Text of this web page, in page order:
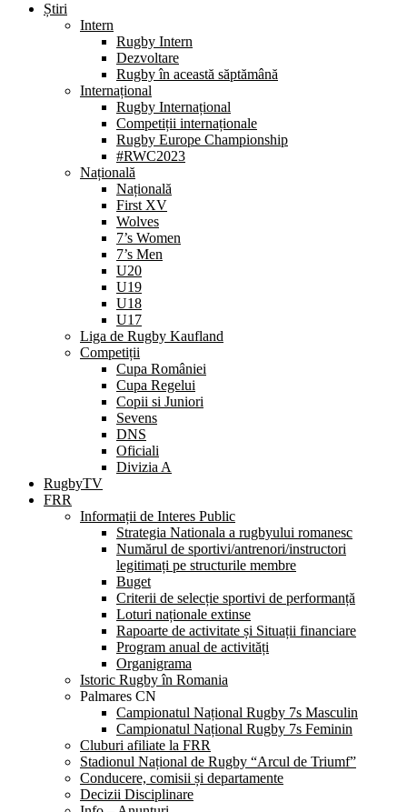
Știri
Intern
Rugby Intern
Dezvoltare
Rugby în această săptămână
Internațional
Rugby Internațional
Competiții internaționale
Rugby Europe Championship
#RWC2023
Națională
Națională
First XV
Wolves
7’s Women
7’s Men
U20
U19
U18
U17
Liga de Rugby Kaufland
Competiții
Cupa României
Cupa Regelui
Copii si Juniori
Sevens
DNS
Oficiali
Divizia A
RugbyTV
FRR
Informații de Interes Public
Strategia Nationala a rugbyului romanesc
Numărul de sportivi/antrenori/instructori
legitimați pe structurile membre
Buget
Criterii de selecție sportivi de performanță
Loturi naționale extinse
Rapoarte de activitate și Situații financiare
Program anual de activități
Organigrama
Istoric Rugby în Romania
Palmares CN
Campionatul Național Rugby 7s Masculin
Campionatul Național Rugby 7s Feminin
Cluburi afiliate la FRR
Stadionul Național de Rugby “Arcul de Triumf”
Conducere, comisii și departamente
Decizii Disciplinare